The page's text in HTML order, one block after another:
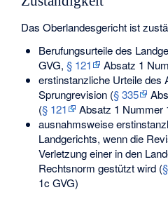
Das Oberlandesgericht ist
Berufungsurteile des
GVG, § 121
Absatz 1
erstinstanzliche Urteile des
Sprungrevision (§ 335
(§ 121
Absatz 1 Nummer
ausnahmsweise
Landgerichts, wenn die
Verletzung einer in den
Rechtsnorm gestützt wird (
1c GVG)